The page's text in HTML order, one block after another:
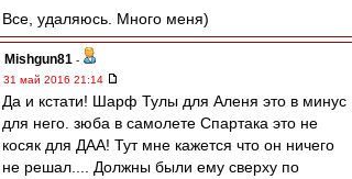
Все, удаляюсь. Много меня)
Mishgun81 -
31 май 2016 21:14
Да и кстати! Шарф Тулы для Аленя это в минус
для него. зюба в самолете Спартака это не
косяк для ДАА! Тут мне кажется что он ничего
не решал.... Должны были ему сверху по